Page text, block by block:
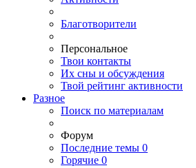
Благотворители
Персональное
Твои контакты
Их сны и обсуждения
Твой рейтинг активности
Разное
Поиск по материалам
Форум
Последние темы 0
Горячие 0